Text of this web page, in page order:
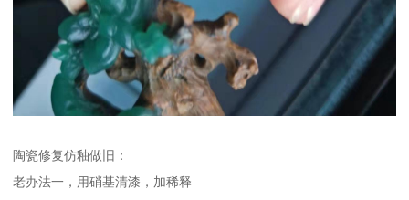
陶瓷修复仿釉做旧：
老办法一，用硝基清漆，加稀释